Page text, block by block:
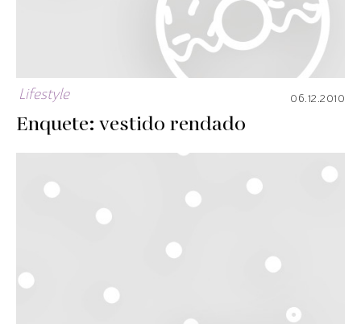
Lifestyle 06.12.2010
Enquete: vestido rendado